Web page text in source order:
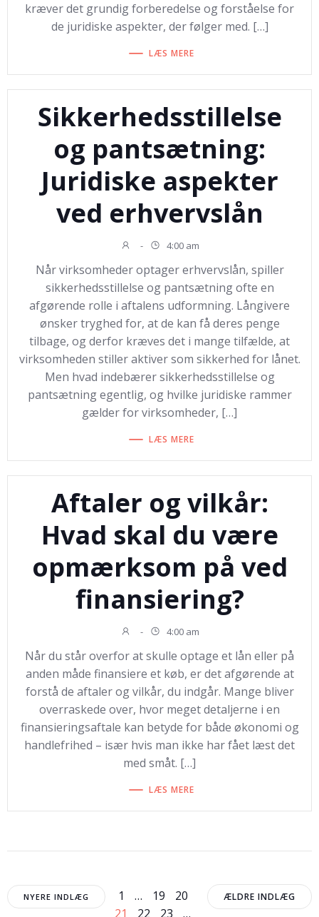
kræver det grundig forberedelse og forståelse for
de juridiske aspekter, der følger med. […]
LÆS MERE
Sikkerhedsstillelse
og pantsætning:
Juridiske aspekter
ved erhvervslån
- 4:00 am
Når virksomheder optager erhvervslån, spiller
sikkerhedsstillelse og pantsætning ofte en
afgørende rolle i aftalens udformning. Långivere
ønsker tryghed for, at de kan få deres penge
tilbage, og derfor kræves det i mange tilfælde, at
virksomheden stiller aktiver som sikkerhed for lånet.
Men hvad indebærer sikkerhedsstillelse og
pantsætning egentlig, og hvilke juridiske rammer
gælder for virksomheder, […]
LÆS MERE
Aftaler og vilkår:
Hvad skal du være
opmærksom på ved
finansiering?
- 4:00 am
Når du står overfor at skulle optage et lån eller på
anden måde finansiere et køb, er det afgørende at
forstå de aftaler og vilkår, du indgår. Mange bliver
overraskede over, hvor meget detaljerne i en
finansieringsaftale kan betyde for både økonomi og
handlefrihed – især hvis man ikke har fået læst det
med småt. […]
LÆS MERE
Navigation
NYERE INDLÆG Navigation
Side
1 … Side
19 Side
20
Side
21
Side
22 Side
23 … Side
ÆLDRE INDLÆG